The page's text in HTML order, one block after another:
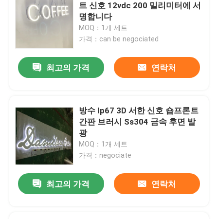
제품
공장 여행
연락주세요
인용문을 요구하세요
3d 서한 신호
트 신호 12vdc 200 밀리미터에 서
명합니다
MOQ：1개 세트
가격：can be negociated
최고의 가격 연락처
방수 Ip67 3D 서한 신호 숍프론트
간판 브러시 Ss304 금속 후면 발
광
MOQ：1개 세트
가격：negociate
최고의 가격 연락처